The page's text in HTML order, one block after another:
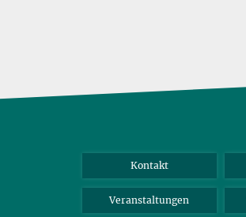
Kontakt
Veranstaltungen